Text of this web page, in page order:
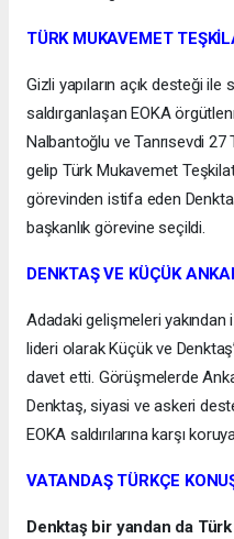
TÜRK MUKAVEMET
Gizli yapıların açık desteği ile
saldırganlaşan EOKA
Nalbantoğlu ve Tanrısevdi
gelip Türk Mukavemet
görevinden istifa eden
başkanlık görevine seçildi.
DENKTAŞ VE KÜÇÜK
Adadaki gelişmeleri yakından
lideri olarak Küçük ve
davet etti. Görüşmelerde
Denktaş, siyasi ve askeri
EOKA saldırılarına karşı
VATANDAŞ TÜRKÇE
Denktaş bir yandan da